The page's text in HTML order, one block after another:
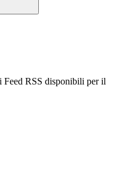
Feed RSS disponibili per il